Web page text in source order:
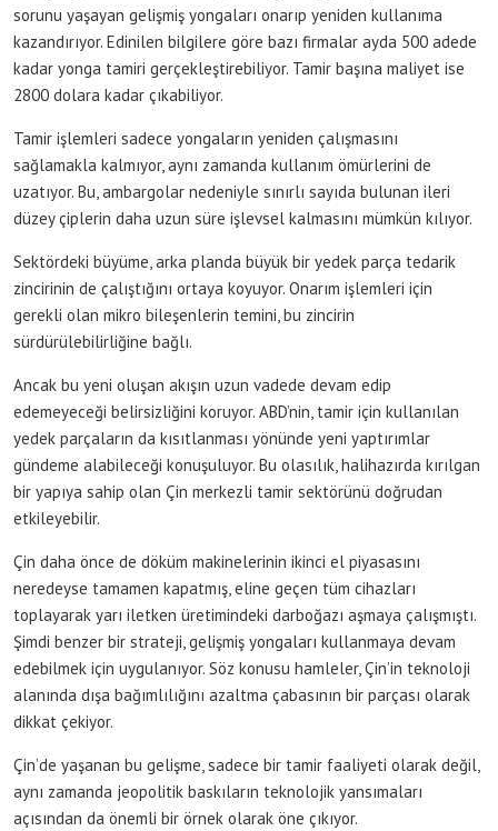
sorunu yaşayan gelişmiş yongaları onarıp yeniden kullanıma
kazandırıyor. Edinilen bilgilere göre bazı firmalar ayda 500 adede
kadar yonga tamiri gerçekleştirebiliyor. Tamir başına maliyet ise
2800 dolara kadar çıkabiliyor.
Tamir işlemleri sadece yongaların yeniden çalışmasını
sağlamakla kalmıyor, aynı zamanda kullanım ömürlerini de
uzatıyor. Bu, ambargolar nedeniyle sınırlı sayıda bulunan ileri
düzey çiplerin daha uzun süre işlevsel kalmasını mümkün kılıyor.
Sektördeki büyüme, arka planda büyük bir yedek parça tedarik
zincirinin de çalıştığını ortaya koyuyor. Onarım işlemleri için
gerekli olan mikro bileşenlerin temini, bu zincirin
sürdürülebilirliğine bağlı.
Ancak bu yeni oluşan akışın uzun vadede devam edip
edemeyeceği belirsizliğini koruyor. ABD’nin, tamir için kullanılan
yedek parçaların da kısıtlanması yönünde yeni yaptırımlar
gündeme alabileceği konuşuluyor. Bu olasılık, halihazırda kırılgan
bir yapıya sahip olan Çin merkezli tamir sektörünü doğrudan
etkileyebilir.
Çin daha önce de döküm makinelerinin ikinci el piyasasını
neredeyse tamamen kapatmış, eline geçen tüm cihazları
toplayarak yarı iletken üretimindeki darboğazı aşmaya çalışmıştı.
Şimdi benzer bir strateji, gelişmiş yongaları kullanmaya devam
edebilmek için uygulanıyor. Söz konusu hamleler, Çin’in teknoloji
alanında dışa bağımlılığını azaltma çabasının bir parçası olarak
dikkat çekiyor.
Çin’de yaşanan bu gelişme, sadece bir tamir faaliyeti olarak değil,
aynı zamanda jeopolitik baskıların teknolojik yansımaları
açısından da önemli bir örnek olarak öne çıkıyor.